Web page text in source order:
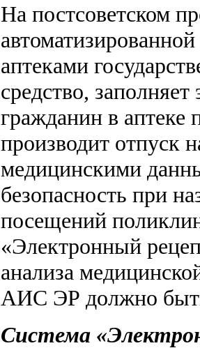
На постсоветском
аптеками
средство,
гражданин в аптеке
производит отпуск
медицинскими
безопасность при
посещений
«Электронный
анализа
АИС ЭР должно быть
Система